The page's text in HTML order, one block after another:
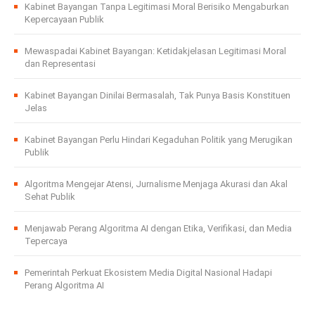
Kabinet Bayangan Tanpa Legitimasi Moral Berisiko Mengaburkan
Kepercayaan Publik
Mewaspadai Kabinet Bayangan: Ketidakjelasan Legitimasi Moral
dan Representasi
Kabinet Bayangan Dinilai Bermasalah, Tak Punya Basis Konstituen
Jelas
Kabinet Bayangan Perlu Hindari Kegaduhan Politik yang Merugikan
Publik
Algoritma Mengejar Atensi, Jurnalisme Menjaga Akurasi dan Akal
Sehat Publik
Menjawab Perang Algoritma AI dengan Etika, Verifikasi, dan Media
Tepercaya
Pemerintah Perkuat Ekosistem Media Digital Nasional Hadapi
Perang Algoritma AI